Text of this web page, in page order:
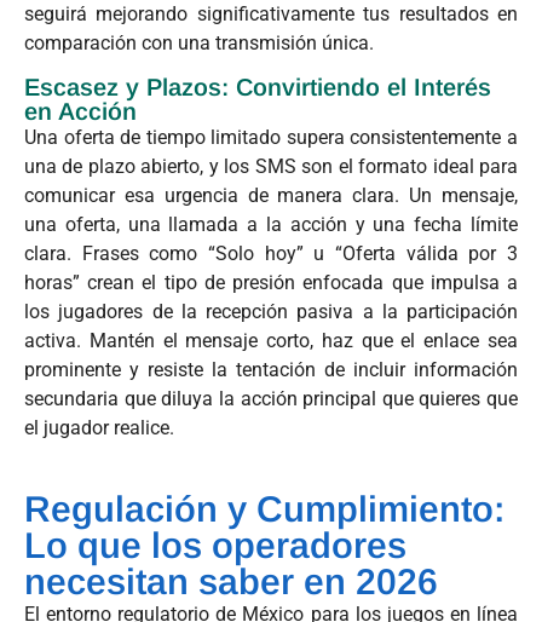
seguirá mejorando significativamente tus resultados en
comparación con una transmisión única.
Escasez y Plazos: Convirtiendo el Interés
en Acción
Una oferta de tiempo limitado supera consistentemente a
una de plazo abierto, y los SMS son el formato ideal para
comunicar esa urgencia de manera clara. Un mensaje,
una oferta, una llamada a la acción y una fecha límite
clara. Frases como “Solo hoy” u “Oferta válida por 3
horas” crean el tipo de presión enfocada que impulsa a
los jugadores de la recepción pasiva a la participación
activa. Mantén el mensaje corto, haz que el enlace sea
prominente y resiste la tentación de incluir información
secundaria que diluya la acción principal que quieres que
el jugador realice.
Regulación y Cumplimiento:
Lo que los operadores
necesitan saber en 2026
El entorno regulatorio de México para los juegos en línea